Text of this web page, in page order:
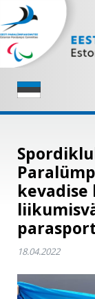
Navigeeri
kevadise
18.04.2022